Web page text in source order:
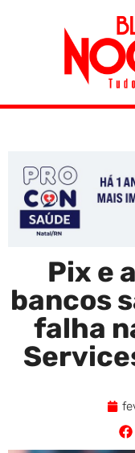
Pix e
bancos
falha